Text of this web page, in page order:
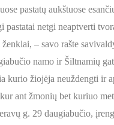
pastatų aukštuose
netgi neaptverti
– savo rašte
namo ir Šiltnamių
kurio žiojėja neuždengti ir
ant žmonių bet kuriuo
g. 29 daugiabučio,